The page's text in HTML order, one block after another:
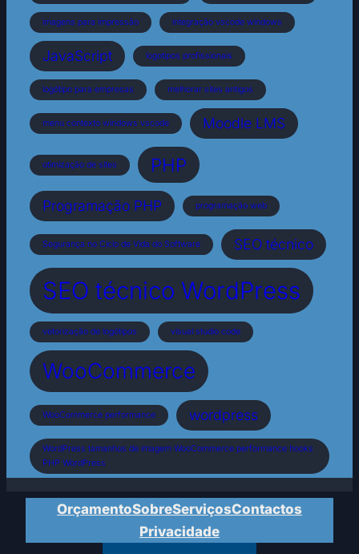
imagens para impressão integração vscode windows
JavaScript logotipos profissionais
logótipo para empresas melhorar sites antigos
menu contexto windows vscode Moodle LMS
otimização de sites PHP
Programação PHP programação web
Segurança no Ciclo de Vida do Software SEO técnico
SEO técnico WordPress
vetorização de logótipos visual studio code
WooCommerce
WooCommerce performance wordpress
WordPress tamanhos de imagem WooCommerce performance hooks
PHP WordPress
OrçamentoSobreServiçosContactos
Privacidade